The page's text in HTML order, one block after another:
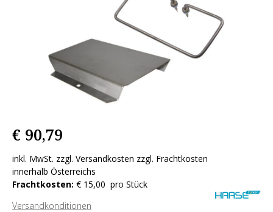
€ 90,79
inkl. MwSt. zzgl. Versandkosten zzgl. Frachtkosten
innerhalb Österreichs
Frachtkosten: € 15,00 pro Stück
Versandkonditionen